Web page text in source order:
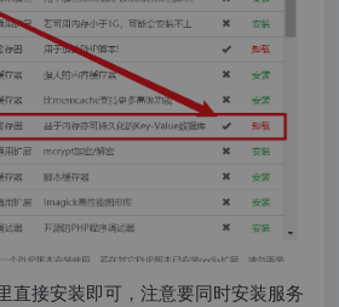
直接安装即可，注意要同时安装服务